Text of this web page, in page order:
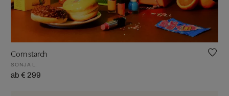
Corn starch
SONJA L.
ab € 299